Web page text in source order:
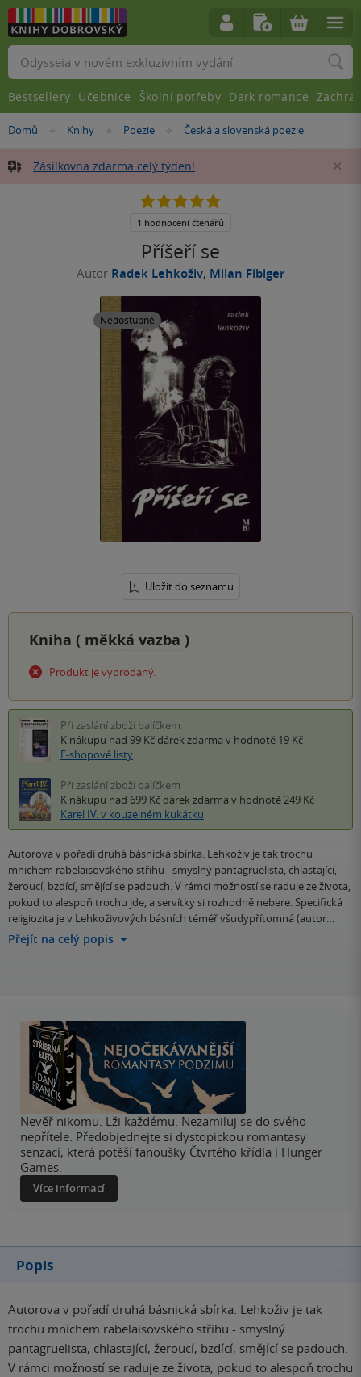
Nacházíte
zde:
Domů »
Knihy »Poezie »
Česká a slovenská poezie
Zásilkovna zdarma celý týden!
Příšeří se
Autor Radek Lehkoživ, Milan Fibiger
Nedostupné
Uložit do seznamu
5.0
5
1 hodnocení čtenářů
Kniha ( měkká vazba )
Produkt je vyprodaný.
Při zaslání zboží balíčkem
K nákupu nad 99 Kč dárek zdarma v hodnotě 19 Kč
E-shopové listy
Při zaslání zboží balíčkem
K nákupu nad 699 Kč dárek zdarma v hodnotě 249 Kč
Karel IV. v kouzelném kukátku
Autorova v pořadí druhá básnická sbírka. Lehkoživ je tak trochu
mnichem rabelaisovského střihu - smyslný pantagruelista, chlastající,
žeroucí, bzdící, smějící se padouch. V rámci možností se raduje ze života,
pokud to alespoň trochu jde, a servítky si rozhodně nebere. Specifická
religiozita je v Lehkoživových básních téměř všudypřítomná (autor…
Přejít na celý popis
Nevěř nikomu. Lži každému. Nezamiluj se do svého
nepřítele. Předobjednejte si dystopickou romantasy
senzaci, která potěší fanoušky Čtvrtého křídla i Hunger
Games.
Více informací
Popis
Autorova v pořadí druhá básnická sbírka. Lehkoživ je tak
trochu mnichem rabelaisovského střihu - smyslný
pantagruelista, chlastající, žeroucí, bzdící, smějící se padouch.
V rámci možností se raduje ze života, pokud to alespoň trochu
Vyhledávání
Bestsellery Učebnice Školní potřeby Dark romance